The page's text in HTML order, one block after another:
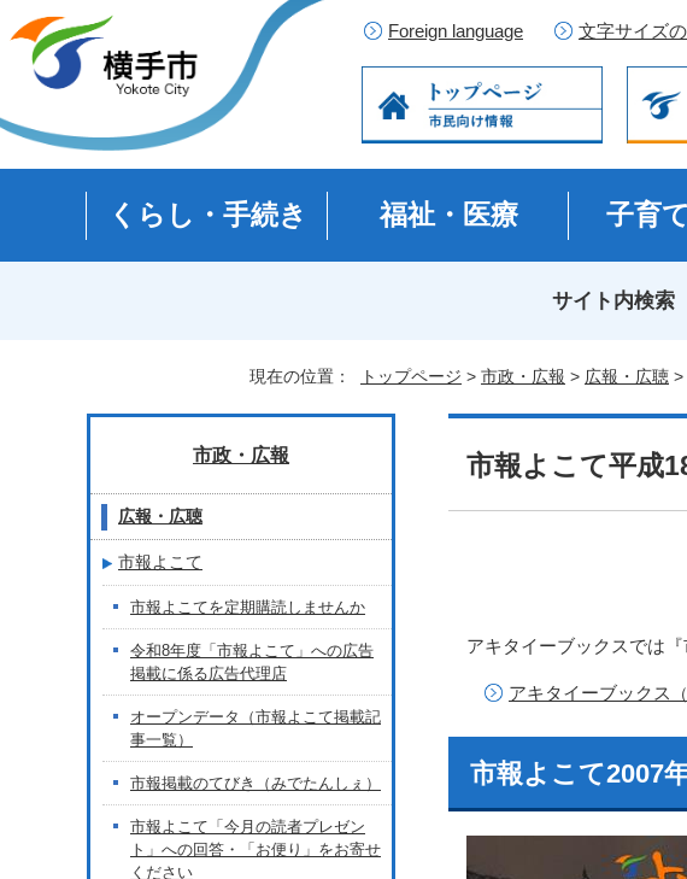
Foreign language 文字サイズ
くらし・手続き 福祉・医療 子育
サイト内検索
現在の位置： トップページ > 市政・広報 > 広報・広聴 >
市報よこて平成
アキタイーブックスでは
アキタイーブックス
市報よこて2007
市政・広報
広報・広聴
市報よこて
市報よこてを定期購読しませんか
令和8年度「市報よこて」への広告
掲載に係る広告代理店
オープンデータ（市報よこて掲載記
事一覧）
市報掲載のてびき（みでたんしぇ）
市報よこて「今月の読者プレゼン
ト」への回答・「お便り」をお寄せ
ください